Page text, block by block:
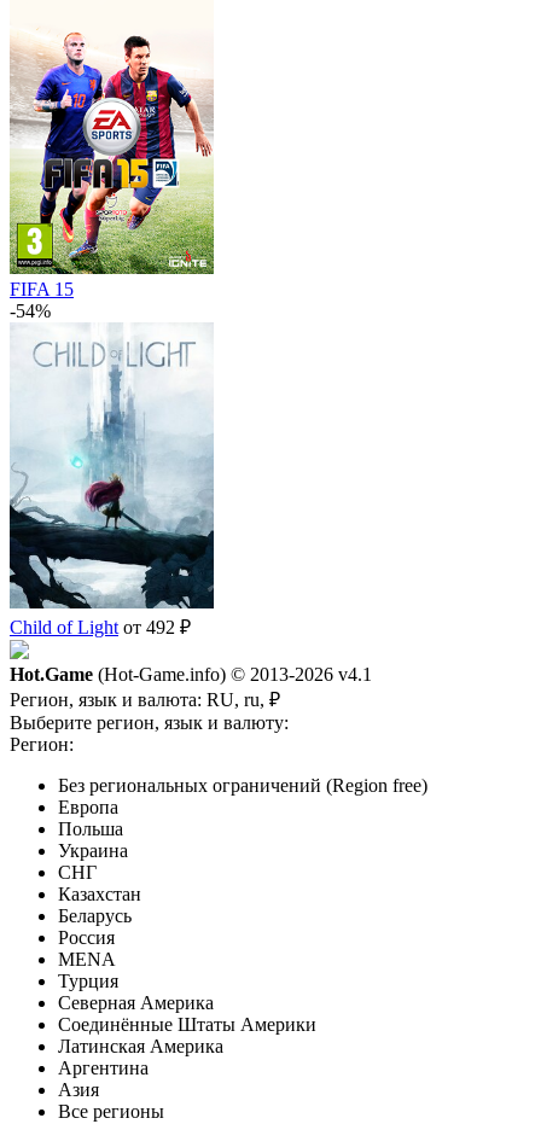
FIFA 15
-54%
Child of Light от 492 ₽
Hot.Game (Hot-Game.info) © 2013-2026 v4.1
Регион, язык и валюта: RU, ru, ₽
Выберите регион, язык и валюту:
Регион:
Без региональных ограничений (Region free)
Европа
Польша
Украина
СНГ
Казахстан
Беларусь
Россия
MENA
Турция
Северная Америка
Соединённые Штаты Америки
Латинская Америка
Аргентина
Азия
Все регионы